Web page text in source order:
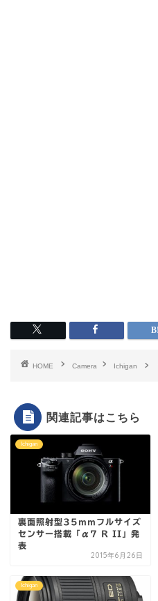
HOME Camera Ichigan
関連記事はこちら
Ichigan
裏面照射型35mmフルサイズ
センサー搭載「α7 R II」発
表
2015年6月26日
Ichigan